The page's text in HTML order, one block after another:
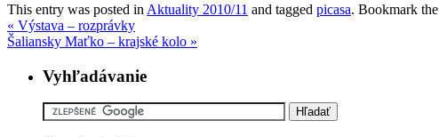
This entry was posted in Aktuality 2010/11 and tagged picasa. Bookmark the
« Výstava – rozprávky
Šaliansky Maťko – krajské kolo »
Vyhľadávanie